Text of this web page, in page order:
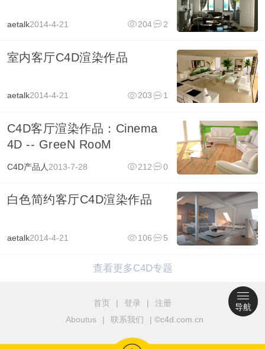
aetalk2014-4-21 2
204
室内客厅C4D渲染作品
aetalk2014-4-21 1
203
C4D客厅渲染作品：Cinema
4D -- GreeN RooM
C4D产品人 2013-7-28 0
212
白色简约客厅C4D渲染作品
aetalk2014-4-21 5
106
查看更多C4D专题
首页 | 登录 |
注册
Aboutus
| 联系我们 | ©c4d.com.cn
导航